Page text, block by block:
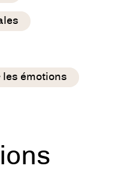
émotions